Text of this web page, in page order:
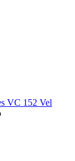
VC 152 Vel